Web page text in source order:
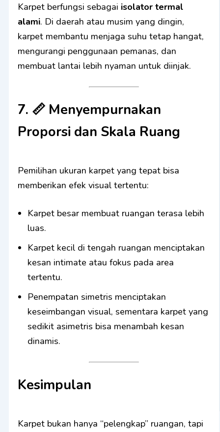
Karpet berfungsi sebagai isolator termal
alami. Di daerah atau musim yang dingin,
karpet membantu menjaga suhu tetap hangat,
mengurangi penggunaan pemanas, dan
membuat lantai lebih nyaman untuk diinjak.
7. 📏 Menyempurnakan
Proporsi dan Skala Ruang
Pemilihan ukuran karpet yang tepat bisa
memberikan efek visual tertentu:
Karpet besar membuat ruangan terasa lebih
luas.
Karpet kecil di tengah ruangan menciptakan
kesan intimate atau fokus pada area
tertentu.
Penempatan simetris menciptakan
keseimbangan visual, sementara karpet yang
sedikit asimetris bisa menambah kesan
dinamis.
Kesimpulan
Karpet bukan hanya “pelengkap” ruangan, tapi